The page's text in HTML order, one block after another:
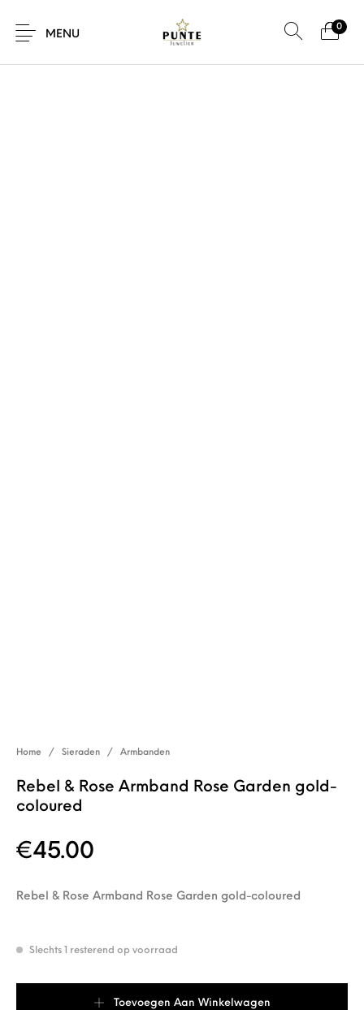
MENU
0
Home / Sieraden / Armbanden
Rebel & Rose Armband Rose Garden gold-
coloured
€45.00
Rebel & Rose Armband Rose Garden gold-coloured
Slechts 1 resterend op voorraad
Toevoegen Aan Winkelwagen